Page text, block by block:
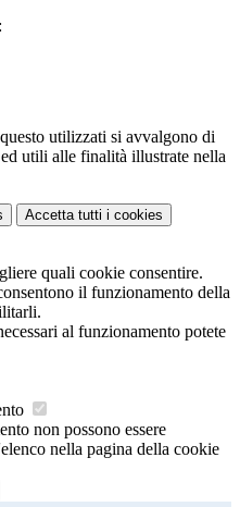
utilizzati si avvalgono di
utili alle finalità illustrate nella
Accetta tutti i cookies
quali cookie consentire.
il funzionamento della
al funzionamento potete
non possono essere
nella pagina della cookie